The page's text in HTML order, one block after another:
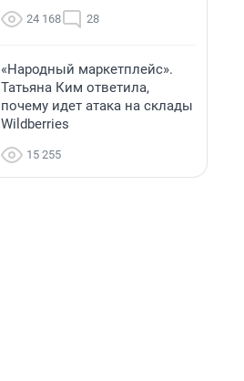
24 168 28
«Народный маркетплейс».
Татьяна Ким ответила,
почему идет атака на склады
Wildberries
15 255